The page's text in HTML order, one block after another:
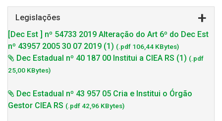
Legislações
[Dec Est ] nº 54733 2019 Alteração do Art 6º do Dec Est
nº 43957 2005 30 07 2019 (1) (.pdf 106,44 KBytes)
Dec Estadual nº 40 187 00 Institui a CIEA RS (1) (.pdf
25,00 KBytes)
Dec Estadual nº 43 957 05 Cria e Institui o Órgão
Gestor CIEA RS (.pdf 42,96 KBytes)